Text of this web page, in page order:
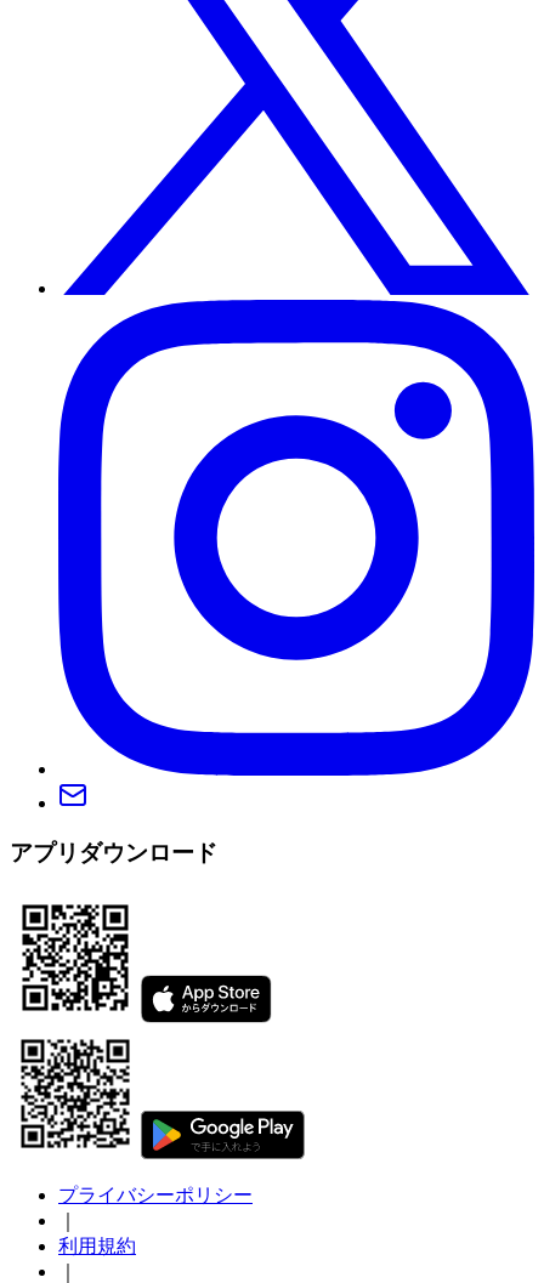
アプリダウンロード
プライバシーポリシー
利用規約